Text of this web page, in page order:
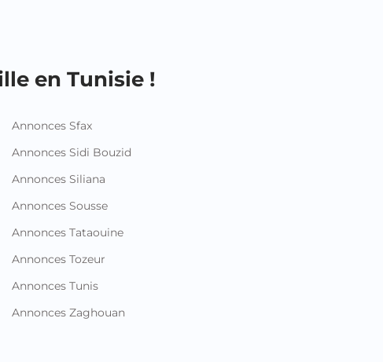
en Tunisie !
Annonces Sfax
Annonces Sidi Bouzid
Annonces Siliana
Annonces Sousse
Annonces Tataouine
Annonces Tozeur
Annonces Tunis
Annonces Zaghouan